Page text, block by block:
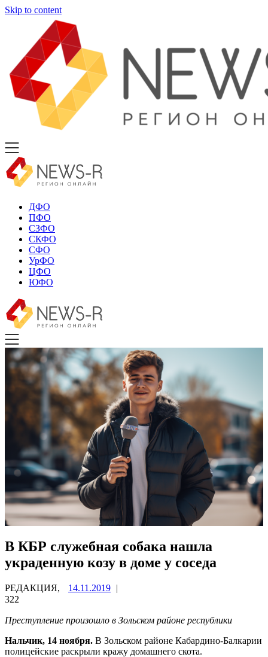
Skip to content
ДФО
ПФО
СЗФО
СКФО
СФО
УрФО
ЦФО
ЮФО
В КБР служебная собака нашла
украденную козу в доме у соседа
РЕДАКЦИЯ, 14.11.2019 |
322
Преступление произошло в Зольском районе республики
Нальчик, 14 ноября. В Зольском районе Кабардино-Балкарии
полицейские раскрыли кражу домашнего скота.